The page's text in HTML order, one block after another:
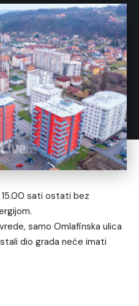
sati ostati bez
samo Omlafinska ulica
dio grada neće imati